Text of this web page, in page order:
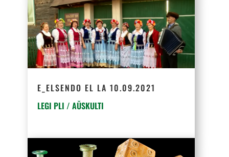
E_ELSENDO EL LA 10.09.2021
LEGI PLI / AŬSKULTI